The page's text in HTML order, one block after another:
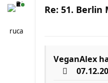
ruca
Re: 51. Berlin
VeganAlex